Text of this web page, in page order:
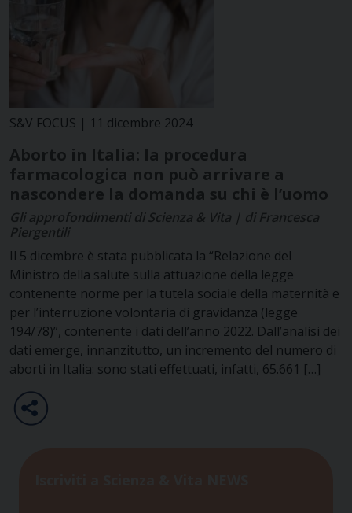
S&V FOCUS | 11 dicembre 2024
Aborto in Italia: la procedura
farmacologica non può arrivare a
nascondere la domanda su chi è l’uomo
Gli approfondimenti di Scienza & Vita | di Francesca
Piergentili
Il 5 dicembre è stata pubblicata la “Relazione del
Ministro della salute sulla attuazione della legge
contenente norme per la tutela sociale della maternità e
per l’interruzione volontaria di gravidanza (legge
194/78)”, contenente i dati dell’anno 2022. Dall’analisi dei
dati emerge, innanzitutto, un incremento del numero di
aborti in Italia: sono stati effettuati, infatti, 65.661 […]